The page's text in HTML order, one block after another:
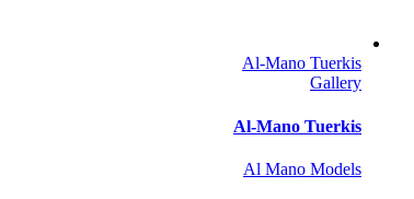
Al-Mano Tuerkis
Gallery
Al-Mano Tuerkis
Al Mano Models